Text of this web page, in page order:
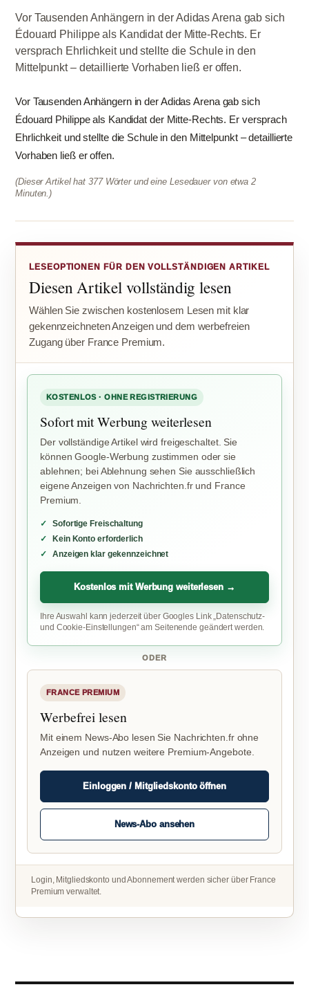
Vor Tausenden Anhängern in der Adidas Arena gab sich
Édouard Philippe als Kandidat der Mitte-Rechts. Er
versprach Ehrlichkeit und stellte die Schule in den
Mittelpunkt – detaillierte Vorhaben ließ er offen.
Vor Tausenden Anhängern in der Adidas Arena gab sich
Édouard Philippe als Kandidat der Mitte-Rechts. Er versprach
Ehrlichkeit und stellte die Schule in den Mittelpunkt – detaillierte
Vorhaben ließ er offen.
(Dieser Artikel hat 377 Wörter und eine Lesedauer von etwa 2
Minuten.)
LESEOPTIONEN FÜR DEN VOLLSTÄNDIGEN ARTIKEL
Diesen Artikel vollständig lesen
Wählen Sie zwischen kostenlosem Lesen mit klar
gekennzeichneten Anzeigen und dem werbefreien
Zugang über France Premium.
KOSTENLOS · OHNE REGISTRIERUNG
Sofort mit Werbung weiterlesen
Der vollständige Artikel wird freigeschaltet. Sie
können Google-Werbung zustimmen oder sie
ablehnen; bei Ablehnung sehen Sie ausschließlich
eigene Anzeigen von Nachrichten.fr und France
Premium.
Sofortige Freischaltung
Kein Konto erforderlich
Anzeigen klar gekennzeichnet
Kostenlos mit Werbung weiterlesen →
Ihre Auswahl kann jederzeit über Googles Link „Datenschutz-
und Cookie-Einstellungen“ am Seitenende geändert werden.
ODER
FRANCE PREMIUM
Werbefrei lesen
Mit einem News-Abo lesen Sie Nachrichten.fr ohne
Anzeigen und nutzen weitere Premium-Angebote.
Einloggen / Mitgliedskonto öffnen
News-Abo ansehen
Login, Mitgliedskonto und Abonnement werden sicher über France
Premium verwaltet.